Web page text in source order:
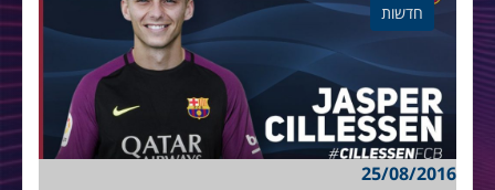
חדשות
25/08/2016